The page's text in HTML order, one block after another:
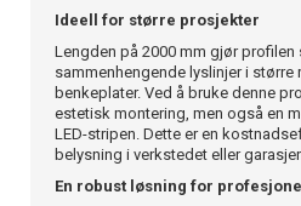
Ideell for større prosjekter
Lengden på 2000 mm gjør
sammenhengende lyslinjer i større
benkeplater. Ved å bruke denne
estetisk montering, men også en
LED-stripen. Dette er en
belysning i verkstedet eller
En robust løsning for